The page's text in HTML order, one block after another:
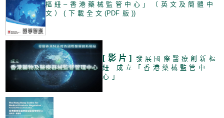
樞紐–香港藥械監管中心」（英文及簡體中
文）(下載全文(PDF版 ))
[影片]
發展國際醫療創新樞
紐 成立「香港藥械監管中
心」